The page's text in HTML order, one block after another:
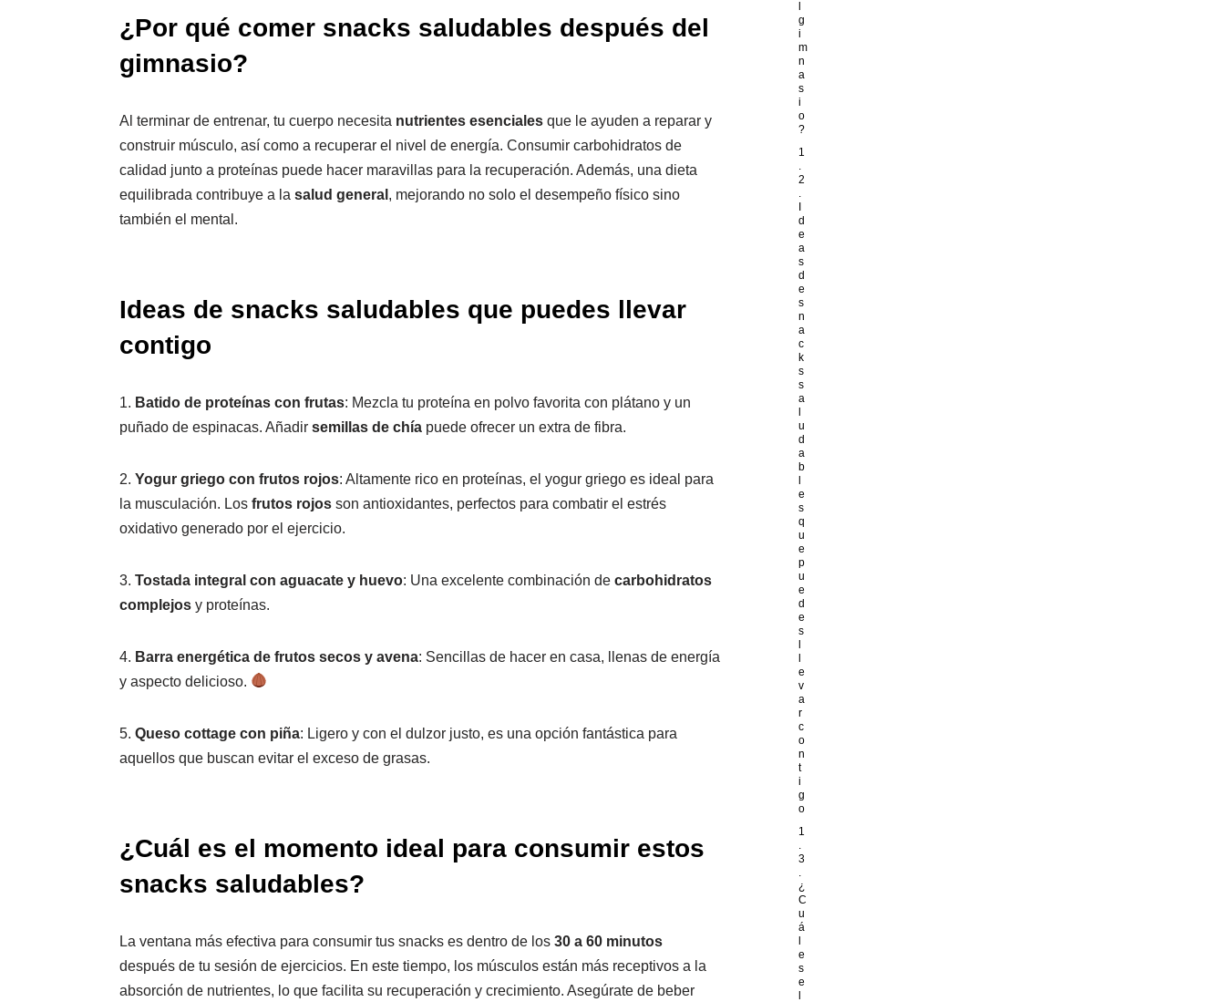
¿Por qué comer snacks saludables después del
gimnasio?
Al terminar de entrenar, tu cuerpo necesita nutrientes esenciales que le ayuden a reparar y
construir músculo, así como a recuperar el nivel de energía. Consumir carbohidratos de
calidad junto a proteínas puede hacer maravillas para la recuperación. Además, una dieta
equilibrada contribuye a la salud general , mejorando no solo el desempeño físico sino
también el mental.
Ideas de snacks saludables que puedes llevar
contigo
1. Batido de proteínas con frutas: Mezcla tu proteína en polvo favorita con plátano y un
puñado de espinacas. Añadir semillas de chía puede ofrecer un extra de fibra.
2. Yogur griego con frutos rojos: Altamente rico en proteínas, el yogur griego es ideal para
la musculación. Los frutos rojos son antioxidantes, perfectos para combatir el estrés
oxidativo generado por el ejercicio.
3. Tostada integral con aguacate y huevo: Una excelente combinación de carbohidratos
complejos y proteínas.
4. Barra energética de frutos secos y avena: Sencillas de hacer en casa, llenas de energía
y aspecto delicioso.
5. Queso cottage con piña: Ligero y con el dulzor justo, es una opción fantástica para
aquellos que buscan evitar el exceso de grasas.
¿Cuál es el momento ideal para consumir estos
snacks saludables?
La ventana más efectiva para consumir tus snacks es dentro de los 30 a 60 minutos
después de tu sesión de ejercicios. En este tiempo, los músculos están más receptivos a la
absorción de nutrientes, lo que facilita su recuperación y crecimiento. Asegúrate de beber
g
i
m
n
a
s
i
o
?
1
.
2
.
d
e
a
s
d
e
s
n
a
c
k
s
s
a
u
d
a
b
e
s
q
u
e
p
u
e
d
e
s
e
v
a
r
c
o
n
t
i
g
o
1
.
3
.
¿
C
u
á
e
s
e